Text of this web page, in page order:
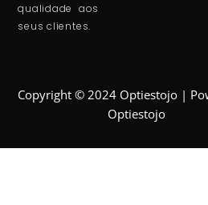
qualidade aos
seus clientes.
Copyright © 2024 Optiestojo |
Optiestojo